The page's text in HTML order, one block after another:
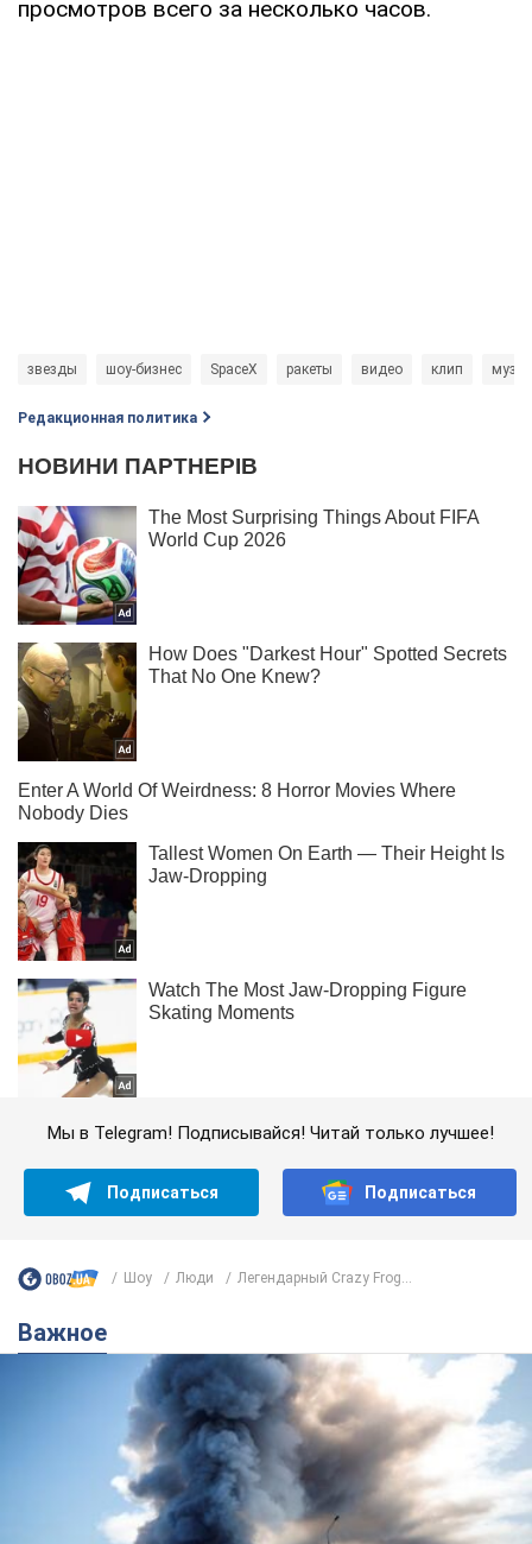
просмотров всего за несколько часов.
звезды шоу-бизнес SpaceX ракеты видео клип
Редакционная политика
Мы в Telegram! Подписывайся! Читай только лучшее!
Подписаться Подписаться
Шоу Люди Легендарный Crazy Frog...
Важное